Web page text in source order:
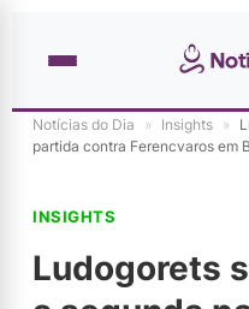
Notícias do Dia » Insights »
partida contra Ferencvaros em
INSIGHTS
Ludogorets